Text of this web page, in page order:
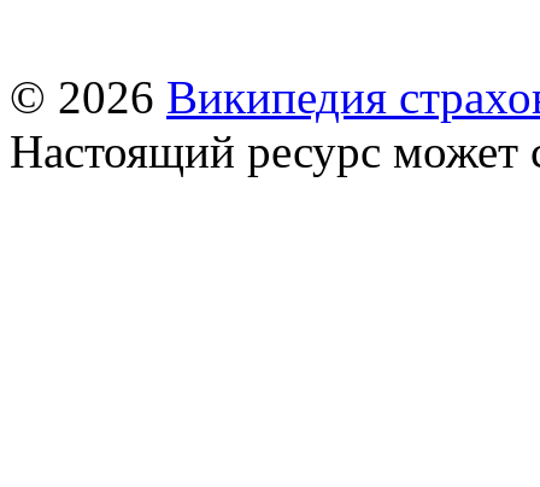
© 2026 Википедия
Настоящий ресурс может